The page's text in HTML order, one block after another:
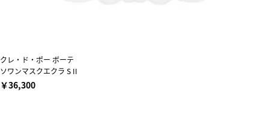
クレ・ド・ポー ボーテ
ソワンマスクエクラ S II
￥36,300